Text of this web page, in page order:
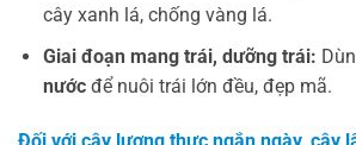
cây xanh lá, chống vàng lá.
Giai đoạn mang trái, dưỡng trái:
nướcđể nuôi trái lớn đều, đẹp mã.
Đối với cây lương thực ngắn ngày, cây